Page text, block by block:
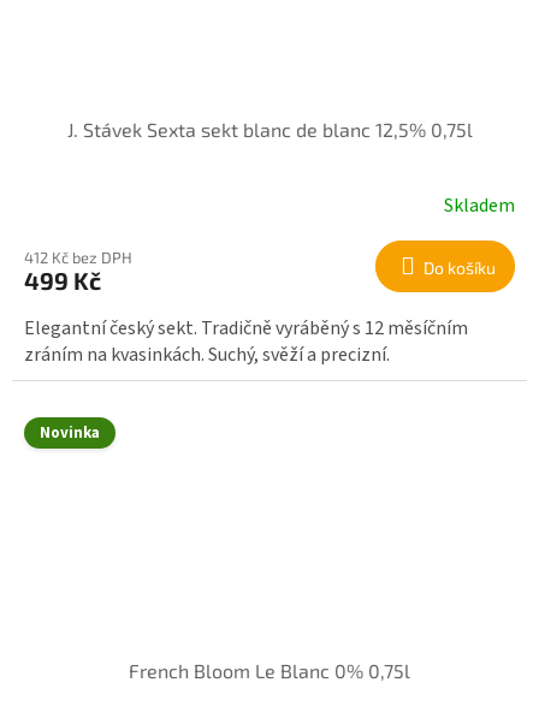
J. Stávek Sexta sekt blanc de blanc 12,5% 0,75l
Skladem
412 Kč bez DPH
499 Kč Do košíku
Elegantní český sekt. Tradičně vyráběný s 12 měsíčním
zráním na kvasinkách. Suchý, svěží a precizní.
Novinka
French Bloom Le Blanc 0% 0,75l